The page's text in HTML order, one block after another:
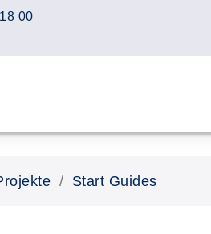
00
Start Guides